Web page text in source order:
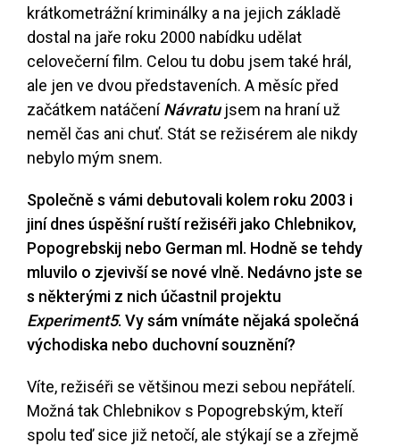
krátkometrážní kriminálky a na jejich základě
dostal na jaře roku 2000 nabídku udělat
celovečerní film. Celou tu dobu jsem také hrál,
ale jen ve dvou představeních. A měsíc před
začátkem natáčeníNávratujsem na hraní už
neměl čas ani chuť. Stát se režisérem ale nikdy
nebylo mým snem.
Společně s vámi debutovali kolem roku 2003 i
jiní dnes úspěšní ruští režiséři jako Chlebnikov,
Popogrebskij nebo German ml. Hodně se tehdy
mluvilo o zjevivší se nové vlně. Nedávno jste se
s některými z nich účastnil projektu
Experiment5. Vy sám vnímáte nějaká společná
východiska nebo duchovní souznění?
Víte, režiséři se většinou mezi sebou nepřátelí.
Možná tak Chlebnikov s Popogrebským, kteří
spolu teď sice již netočí, ale stýkají se a zřejmě